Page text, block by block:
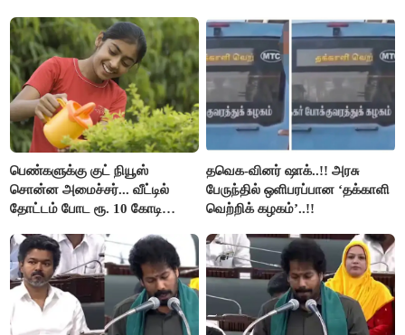
பெண்களுக்கு குட் நியூஸ்
சொன்ன அமைச்சர்... வீட்டில்
தோட்டம் போட ரூ. 10 கோடி
தவெக-வினர் ஷாக்..!! அரசு
பேருந்தில் ஒளிபரப்பான ‘தக்காளி
வெற்றிக் கழகம்’..!!